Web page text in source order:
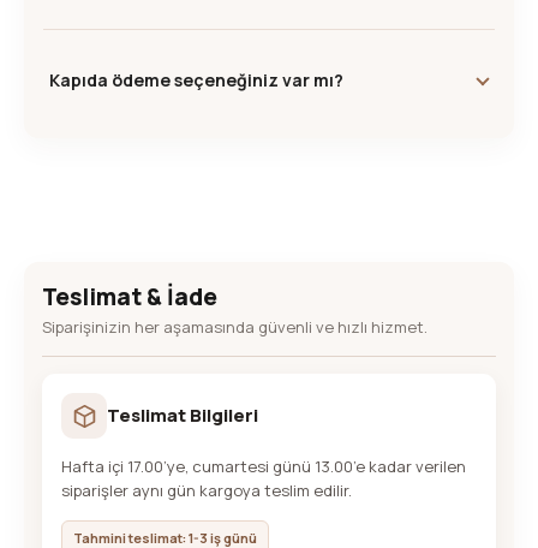
Kapıda ödeme seçeneğiniz var mı?
Teslimat & İade
Siparişinizin her aşamasında güvenli ve hızlı hizmet.
Teslimat Bilgileri
Hafta içi 17.00’ye, cumartesi günü 13.00’e kadar verilen
siparişler aynı gün kargoya teslim edilir.
Tahmini teslimat: 1-3 iş günü